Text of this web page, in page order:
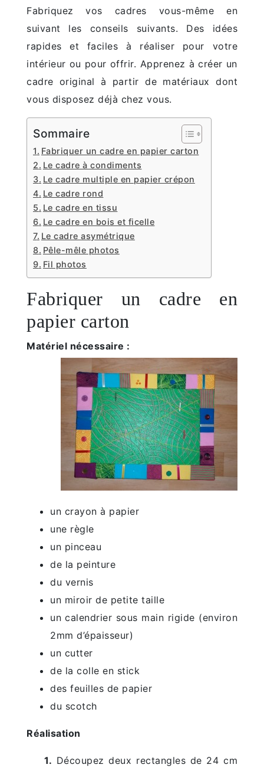
Fabriquez vos cadres vous-même en
suivant les conseils suivants. Des idées
rapides et faciles à réaliser pour votre
intérieur ou pour offrir. Apprenez à créer un
cadre original à partir de matériaux dont
vous disposez déjà chez vous.
Sommaire
Fabriquer un cadre en papier carton
Le cadre à condiments
Le cadre multiple en papier crépon
Le cadre rond
Le cadre en tissu
Le cadre en bois et ficelle
Le cadre asymétrique
Pêle-mêle photos
Fil photos
Fabriquer un cadre en
papier carton
Matériel nécessaire :
un crayon à papier
une règle
un pinceau
de la peinture
du vernis
un miroir de petite taille
un calendrier sous main rigide (environ
2mm d’épaisseur)
un cutter
de la colle en stick
des feuilles de papier
du scotch
Réalisation
1. Découpez deux rectangles de 24 cm